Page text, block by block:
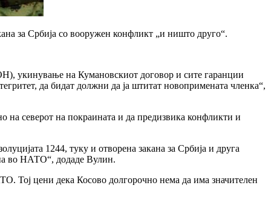
за Србија со вооружен конфликт „и ништо друго“.
укинување на Кумановскиот договор и сите гаранции
да бидат должни да ја штитат новопримената членка“,
на северот на покраината и да предизвика конфликти и
1244, туку и отворена закана за Србија и друга
во НАТО“, додаде Вулин.
Тој цени дека Косово долгорочно нема да има значителен